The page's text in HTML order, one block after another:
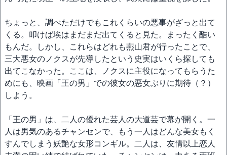
ちょっと、調べただけでもこれくらいの悪事がざっと出て
くる。叩けば埃はまだまだ出てくると見た。まったく酷い
もんだ。しかし、これらはどれも燕山君が行ったことで、
三大悪女のノクスが先導したという史実はいくら探しても
出てこなかった。ここは、ノクスに主役になってもらうた
めにも、映画「王の男」での彼女の悪女ぶりに期待（？）
しよう。
「王の男」は、二人の優れた芸人の大道芸で幕が開く。一
人は男気のあるチャンセンで、もう一人はどんな美女もく
すんでしまう妖艶な女形コンギル。二人は、友情以上恋人